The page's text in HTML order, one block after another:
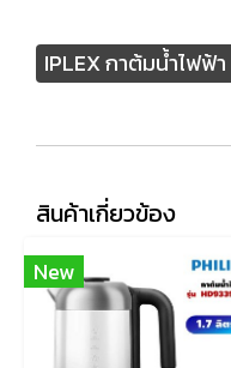
IPLEX กาต้มน้ำไฟฟ้
สินค้าเกี่ยวข้อง
New